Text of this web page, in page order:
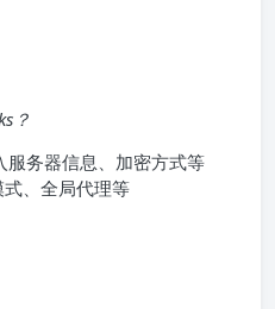
？
务器信息、加密方式等
、全局代理等